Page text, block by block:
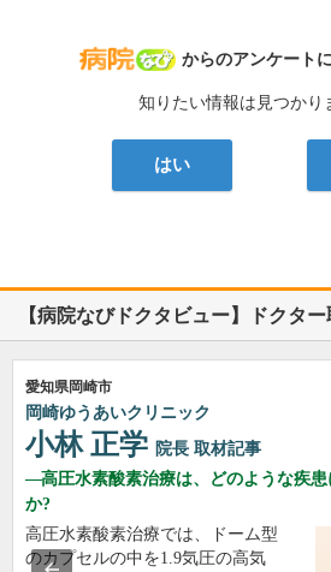
病院なび
からのアンケート
知りたい情報は見つかり
はい
【病院なびドクタビュー】ドクタ
愛知県岡崎市
岡崎ゆうあいクリニック
小林 正学 院長 取材記事
高圧水素酸素治療は、どのような疾患
か?
高圧水素酸素治療では、ドーム型
のカプセルの中を1.9気圧の高気